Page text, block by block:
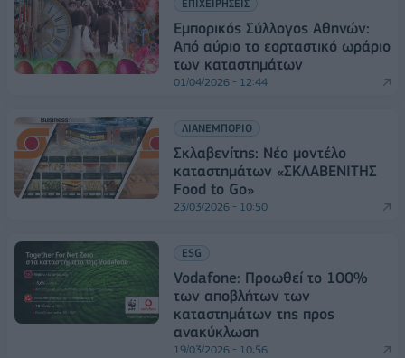
ΕΠΙΧΕΙΡΗΣΕΙΣ
Εμπορικός Σύλλογος Αθηνών:
Από αύριο το εορταστικό ωράριο
των καταστημάτων
01/04/2026 - 12:44
ΛΙΑΝΕΜΠΟΡΙΟ
Σκλαβενίτης: Νέο μοντέλο
καταστημάτων «ΣΚΛΑΒΕΝΙΤΗΣ
Food to Go»
23/03/2026 - 10:50
ESG
Vodafone: Προωθεί το 100%
των αποβλήτων των
καταστημάτων της προς
ανακύκλωση
19/03/2026 - 10:56